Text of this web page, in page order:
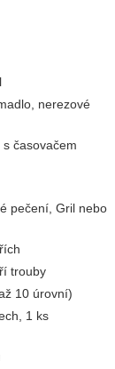
nerezové
s časovačem
pečení, Gril nebo
trouby
10 úrovní)
1 ks